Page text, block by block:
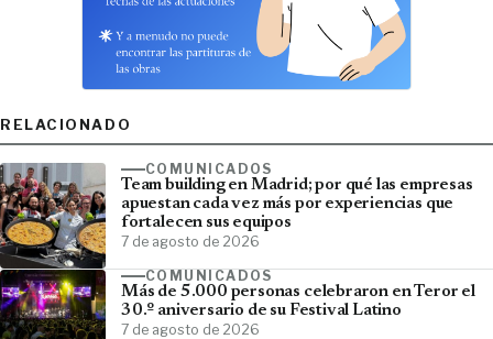
RELACIONADO
COMUNICADOS
Team building en Madrid; por qué las empresas
apuestan cada vez más por experiencias que
fortalecen sus equipos
7 de agosto de 2026
COMUNICADOS
Más de 5.000 personas celebraron en Teror el
30.º aniversario de su Festival Latino
7 de agosto de 2026